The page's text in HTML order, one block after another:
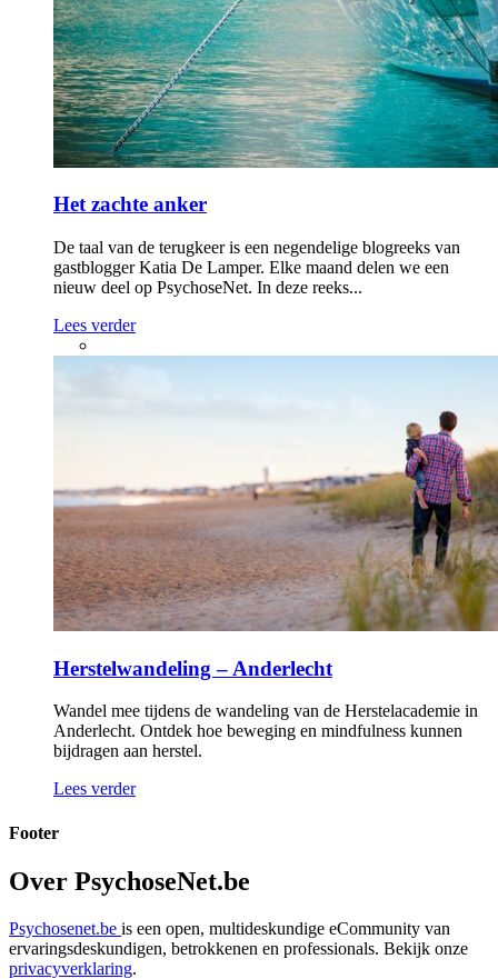
Het zachte anker
De taal van de terugkeer is een negendelige blogreeks van
gastblogger Katia De Lamper. Elke maand delen we een
nieuw deel op PsychoseNet. In deze reeks...
Lees verder
Herstelwandeling – Anderlecht
Wandel mee tijdens de wandeling van de Herstelacademie in
Anderlecht. Ontdek hoe beweging en mindfulness kunnen
bijdragen aan herstel.
Lees verder
Footer
Over PsychoseNet.be
Psychosenet.be is een open, multideskundige eCommunity van
ervaringsdeskundigen, betrokkenen en professionals. Bekijk onze
privacyverklaring.